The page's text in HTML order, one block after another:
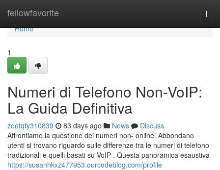
fellowfavorite
Home
Home
1
Numeri di Telefono Non-VoIP:
La Guida Definitiva
zoetqfy310839 83 days ago News
Discuss
Affrontiamo la questione dei numeri non- online. Abbondano
utenti si trovano riguardo sulle differenze tra le numeri di telefono
tradizionali e quelli basati su VoIP . Questa panoramica esaustiva
https://susanhkxz477953.ourcodeblog.com/profile